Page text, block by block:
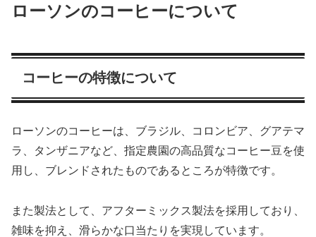
ローソンのコーヒーについて
コーヒーの特徴について
ローソンのコーヒーは、ブラジル、コロンビア、グアテマ
ラ、タンザニアなど、指定農園の高品質なコーヒー豆を使
用し、ブレンドされたものであるところが特徴です。
また製法として、アフターミックス製法を採用しており、
雑味を抑え、滑らかな口当たりを実現しています。